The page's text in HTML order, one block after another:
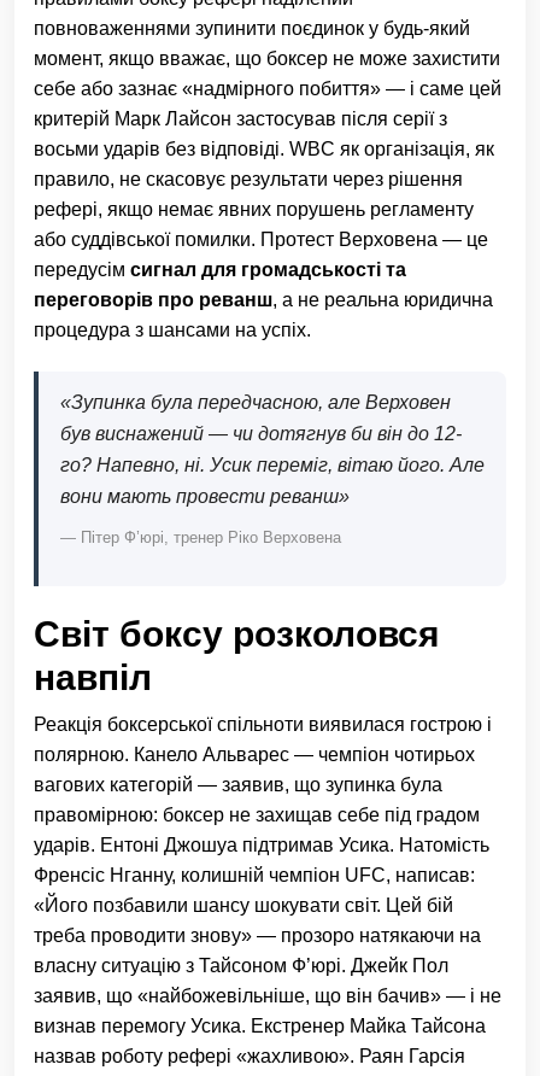
повноваженнями зупинити поєдинок у будь-який
момент, якщо вважає, що боксер не може захистити
себе або зазнає «надмірного побиття» — і саме цей
критерій Марк Лайсон застосував після серії з
восьми ударів без відповіді. WBC як організація, як
правило, не скасовує результати через рішення
рефері, якщо немає явних порушень регламенту
або суддівської помилки. Протест Верховена — це
передусім сигнал для громадськості та
переговорів про реванш, а не реальна юридична
процедура з шансами на успіх.
«Зупинка була передчасною, але Верховен
був виснажений — чи дотягнув би він до 12-
го? Напевно, ні. Усик переміг, вітаю його. Але
вони мають провести реванш»
— Пітер Ф’юрі, тренер Ріко Верховена
Світ боксу розколовся
навпіл
Реакція боксерської спільноти виявилася гострою і
полярною. Канело Альварес — чемпіон чотирьох
вагових категорій — заявив, що зупинка була
правомірною: боксер не захищав себе під градом
ударів. Ентоні Джошуа підтримав Усика. Натомість
Френсіс Нганну, колишній чемпіон UFC, написав:
«Його позбавили шансу шокувати світ. Цей бій
треба проводити знову» — прозоро натякаючи на
власну ситуацію з Тайсоном Ф’юрі. Джейк Пол
заявив, що «найбожевільніше, що він бачив» — і не
визнав перемогу Усика. Екстренер Майка Тайсона
назвав роботу рефері «жахливою». Раян Гарсія